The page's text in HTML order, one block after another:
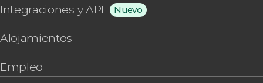
Integraciones y API Nuevo
Alojamientos
Empleo